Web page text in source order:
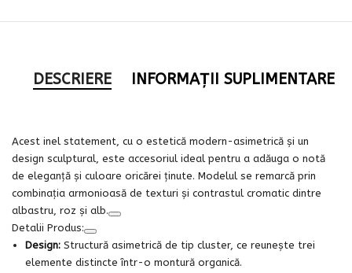
DESCRIERE INFORMAȚII SUPLIMENTARE
Acest inel statement, cu o estetică modern-asimetrică și un
design sculptural, este accesoriul ideal pentru a adăuga o notă
de eleganță și culoare oricărei ținute. Modelul se remarcă prin
combinația armonioasă de texturi și contrastul cromatic dintre
albastru, roz și alb.
Detalii Produs:
Design:Structură asimetrică de tip cluster, ce reunește trei
elemente distincte într-o montură organică.